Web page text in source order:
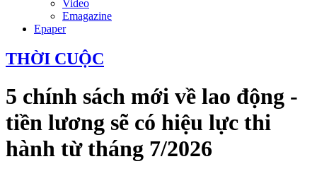
Video
Emagazine
Epaper
THỜI CUỘC
5 chính sách mới về lao động -
tiền lương sẽ có hiệu lực thi
hành từ tháng 7/2026